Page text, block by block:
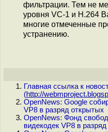
фильтрации. Тем не
уровня VC-1 и H.264
многие отмеченные
устранению.
Главная ссылка к
(http://
OpenNews: Google
VP8 в разряд открытых
OpenNews: Фонд
видекодек VP8 в